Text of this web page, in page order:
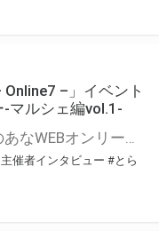
Online7 –」イベント
マルシェ編vol.1-
こんにちは、とらのあなWEBオンリー運営スタッフです。 新たにお届けする、イベント主催者インタビュー-マルシェ編-は、 とらのあなWEBオンリー「マルシェ」をご利用した主催様に 「マルシェ」を使って開催した感想や心がけをお聞きする企画です。 今回は、WEBオンリー開催7回目迎えた「マレシルプラン – Online7 –」より、 主催の玉川うた様にお話を伺いました。 ▼マレシルプランのインタビュー前回記事 「イベント主催者インタビュー vol.6」はこちら 協力：玉川うた様（マレシルプラン実行委員会 代表）／イベント公式Twitter（@mallesil_plan） とらのあなWEBオンリー「マルシェ」とは？ WEBオンリーでリアルタイムでコミュニケーションがとれるオンライン会場です。
催者インタビュー #とら